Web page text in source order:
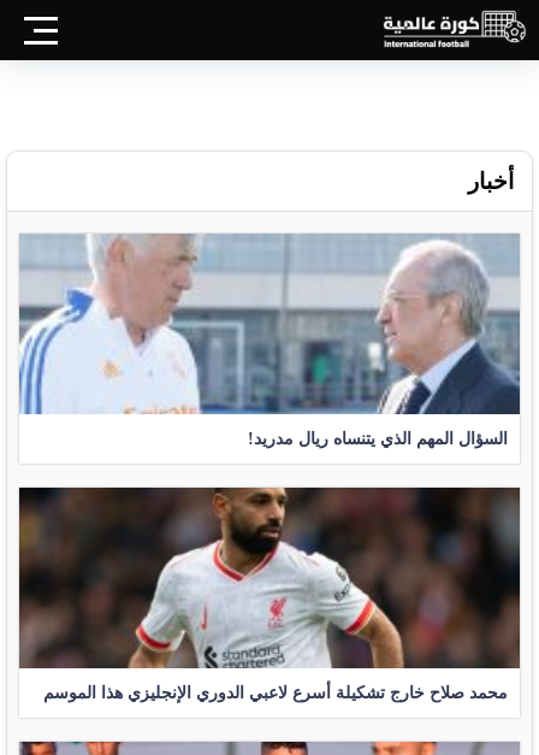
أخبار
السؤال المهم الذي يتنساه ريال مدريد!
محمد صلاح خارج تشكيلة أسرع لاعبي الدوري الإنجليزي هذا الموسم